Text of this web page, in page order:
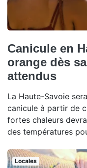
Canicule en
orange dès
attendus
La Haute-Savoie
canicule à partir de
fortes chaleurs
des températures
Locales